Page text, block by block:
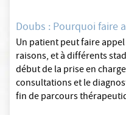
Doubs : Pourquoi faire
Un patient peut faire
raisons, et à différents
début de la prise en
consultations et le
fin de parcours